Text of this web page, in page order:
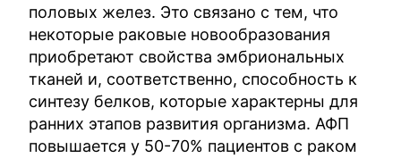
половых желез. Это связано с тем, что
некоторые раковые новообразования
приобретают свойства эмбриональных
тканей и, соответственно, способность к
синтезу белков, которые характерны для
ранних этапов развития организма. АФП
повышается у 50-70% пациентов с раком